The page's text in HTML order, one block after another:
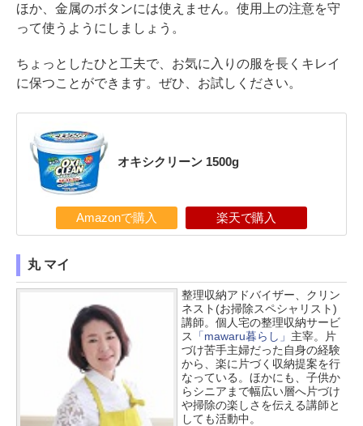
ほか、金属のボタンには使えません。使用上の注意を守
って使うようにしましょう。
ちょっとしたひと工夫で、お気に入りの服を長くキレイ
に保つことができます。ぜひ、お試しください。
オキシクリーン 1500g
Amazonで購入 楽天で購入
丸 マイ
整理収納アドバイザー、クリン
ネスト(お掃除スペシャリスト)
講師。個人宅の整理収納サービ
ス
「mawaru暮らし」 主宰。片
づけ苦手主婦だった自身の経験
から、楽に片づく収納提案を行
なっている。ほかにも、子供か
らシニアまで幅広い層へ片づけ
や掃除の楽しさを伝える講師と
しても活動中。